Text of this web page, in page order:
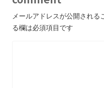
メールアドレスが公開される
る欄は必須項目です